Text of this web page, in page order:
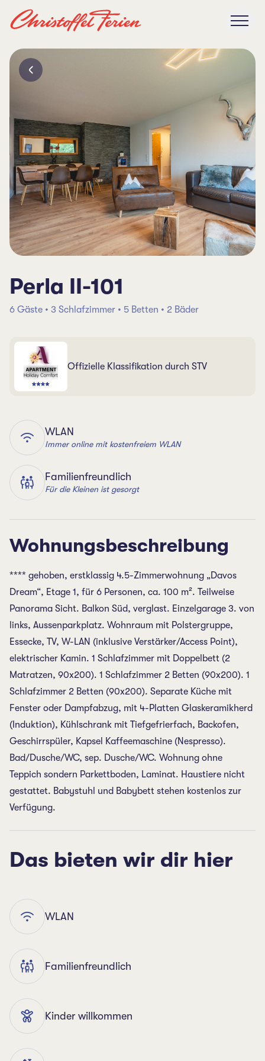
Perla II-101
6 Gäste • 3 Schlafzimmer • 5 Betten • 2 Bäder
Offizielle Klassifikation durch STV
WLAN
Immer online mit kostenfreiem WLAN
Familienfreundlich
Für die Kleinen ist gesorgt
Wohnungsbeschreibung
**** gehoben, erstklassig 4.5-Zimmerwohnung „Davos
Dream“, Etage 1, für 6 Personen, ca. 100 m². Teilweise
Panorama Sicht. Balkon Süd, verglast. Einzelgarage 3. von
links, Aussenparkplatz. Wohnraum mit Polstergruppe,
Essecke, TV, W-LAN (inklusive Verstärker/Access Point),
elektrischer Kamin. 1 Schlafzimmer mit Doppelbett (2
Matratzen, 90x200). 1 Schlafzimmer 2 Betten (90x200). 1
Schlafzimmer 2 Betten (90x200). Separate Küche mit
Fenster oder Dampfabzug, mit 4-Platten Glaskeramikherd
(Induktion), Kühlschrank mit Tiefgefrierfach, Backofen,
Geschirrspüler, Kapsel Kaffeemaschine (Nespresso).
Bad/Dusche/WC, sep. Dusche/WC. Wohnung ohne
Teppich sondern Parkettboden, Laminat. Haustiere nicht
gestattet. Babystuhl und Babybett stehen kostenlos zur
Verfügung.
Das bieten wir dir hier
WLAN
Familienfreundlich
Kinder willkommen